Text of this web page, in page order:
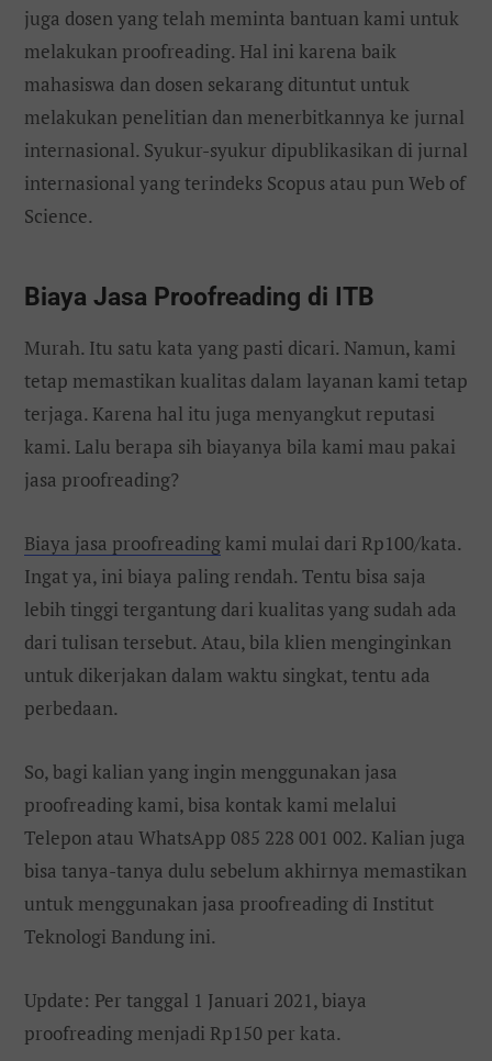
juga dosen yang telah meminta bantuan kami untuk
melakukan proofreading. Hal ini karena baik
mahasiswa dan dosen sekarang dituntut untuk
melakukan penelitian dan menerbitkannya ke jurnal
internasional. Syukur-syukur dipublikasikan di jurnal
internasional yang terindeks Scopus atau pun Web of
Science.
Biaya Jasa Proofreading di ITB
Murah. Itu satu kata yang pasti dicari. Namun, kami
tetap memastikan kualitas dalam layanan kami tetap
terjaga. Karena hal itu juga menyangkut reputasi
kami. Lalu berapa sih biayanya bila kami mau pakai
jasa proofreading?
Biaya jasa proofreading kami mulai dari Rp100/kata.
Ingat ya, ini biaya paling rendah. Tentu bisa saja
lebih tinggi tergantung dari kualitas yang sudah ada
dari tulisan tersebut. Atau, bila klien menginginkan
untuk dikerjakan dalam waktu singkat, tentu ada
perbedaan.
So, bagi kalian yang ingin menggunakan jasa
proofreading kami, bisa kontak kami melalui
Telepon atau WhatsApp 085 228 001 002. Kalian juga
bisa tanya-tanya dulu sebelum akhirnya memastikan
untuk menggunakan jasa proofreading di Institut
Teknologi Bandung ini.
Update: Per tanggal 1 Januari 2021, biaya
proofreading menjadi Rp150 per kata.